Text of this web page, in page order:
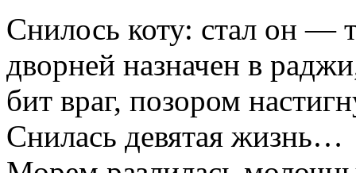
Снилось коту: стал он —
дворней назначен в
бит враг, позором
Снилась девятая жизнь…